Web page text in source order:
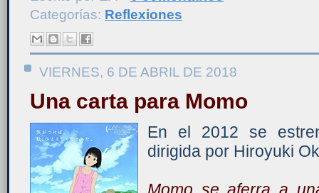
Categorías: Reflexiones
VIERNES, 6 DE ABRIL DE 2018
Una carta para Momo
En el 2012 se
dirigida por Hiroyuki
Momo se aferra a